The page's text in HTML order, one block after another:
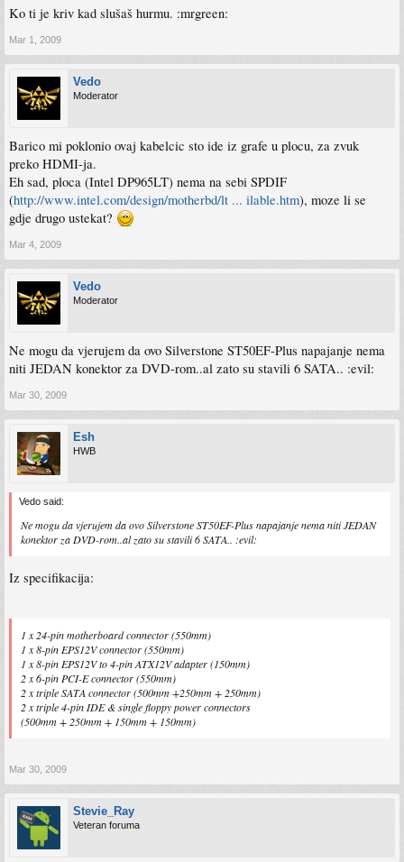
Ko ti je kriv kad slušaš hurmu. :mrgreen:
Mar 1, 2009
Vedo
Moderator
Barico mi poklonio ovaj kabelcic sto ide iz grafe u plocu, za zvuk
preko HDMI-ja.
Eh sad, ploca (Intel DP965LT) nema na sebi SPDIF
(http://www.intel.com/design/motherbd/lt ... ilable.htm), moze li se
gdje drugo ustekat?
Mar 4, 2009
Vedo
Moderator
Ne mogu da vjerujem da ovo Silverstone ST50EF-Plus napajanje nema
niti JEDAN konektor za DVD-rom..al zato su stavili 6 SATA.. :evil:
Mar 30, 2009
Esh
HWB
Vedo said:
Ne mogu da vjerujem da ovo Silverstone ST50EF-Plus napajanje nema niti JEDAN
konektor za DVD-rom..al zato su stavili 6 SATA.. :evil:
Iz specifikacija:
1 x 24-pin motherboard connector (550mm)
1 x 8-pin EPS12V connector (550mm)
1 x 8-pin EPS12V to 4-pin ATX12V adapter (150mm)
2 x 6-pin PCI-E connector (550mm)
2 x triple SATA connector (500mm +250mm + 250mm)
2 x triple 4-pin IDE & single floppy power connectors
(500mm + 250mm + 150mm + 150mm)
Mar 30, 2009
Stevie_Ray
Veteran foruma